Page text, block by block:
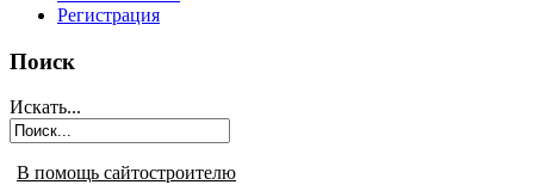
Регистрация
Поиск
Искать...
В помощь сайтостроителю